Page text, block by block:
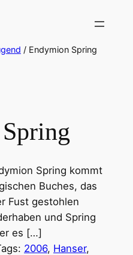
/ Endymion Spring
Spring kommt
Buches, das
Fust gestohlen
und Spring
es […]
2006, Hanser